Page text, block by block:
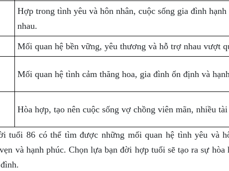
Hợp trong tình yêu và hôn nhân, cuộc sống gia đình hạnh
nhau.
Mối quan hệ bền vững, yêu thương và hỗ trợ nhau vượt
Mối quan hệ tình cảm thăng hoa, gia đình ổn định và
Hòa hợp, tạo nên cuộc sống vợ chồng viên mãn, nhiều
tuổi 86 có thể tìm được những mối quan hệ tình yêu và
và hạnh phúc. Chọn lựa bạn đời hợp tuổi sẽ tạo ra sự hòa